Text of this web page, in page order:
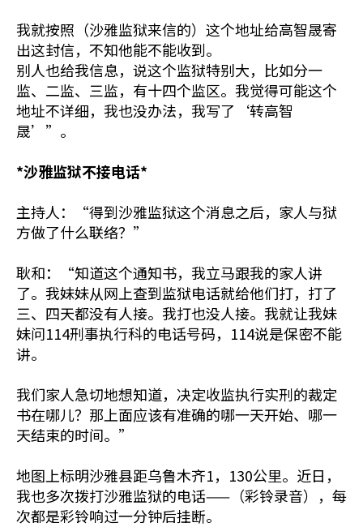
我就按照（沙雅监狱来信的）这个地址给高智晟寄
出这封信，不知他能不能收到。
别人也给我信息，说这个监狱特别大，比如分一
监、二监、三监，有十四个监区。我觉得可能这个
地址不详细，我也没办法，我写了‘转高智
晟’”。
*沙雅监狱不接电话*
主持人：“得到沙雅监狱这个消息之后，家人与狱
方做了什么联络？”
耿和：“知道这个通知书，我立马跟我的家人讲
了。我妹妹从网上查到监狱电话就给他们打，打了
三、四天都没有人接。我打也没人接。我就让我妹
妹问114刑事执行科的电话号码，114说是保密不能
讲。
我们家人急切地想知道，决定收监执行实刑的裁定
书在哪儿？那上面应该有准确的哪一天开始、哪一
天结束的时间。”
地图上标明沙雅县距乌鲁木齐1，130公里。近日，
我也多次拨打沙雅监狱的电话——（彩铃录音），每
次都是彩铃响过一分钟后挂断。